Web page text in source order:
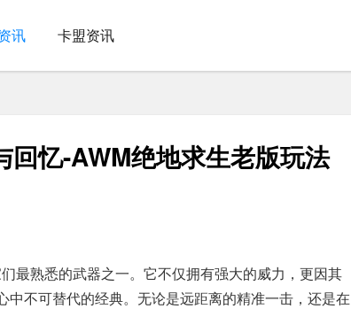
讯 卡盟资讯
忆-AWM绝地求生老版玩法
最熟悉的武器之一。它不仅拥有强大的威力，更因其
不可替代的经典。无论是远距离的精准一击，还是在